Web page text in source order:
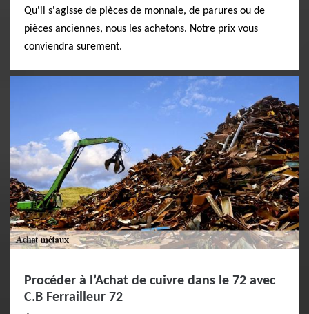
Qu'il s'agisse de pièces de monnaie, de parures ou de
pièces anciennes, nous les achetons. Notre prix vous
conviendra surement.
Procéder à l’Achat de cuivre dans le 72 avec
C.B Ferrailleur 72